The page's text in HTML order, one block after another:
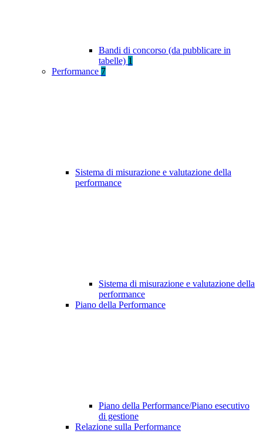
Bandi di concorso (da pubblicare in
tabelle) 1
Performance 7
Sistema di misurazione e valutazione della
performance
Sistema di misurazione e valutazione della
performance
Piano della Performance
Piano della Performance/Piano esecutivo
di gestione
Relazione sulla Performance